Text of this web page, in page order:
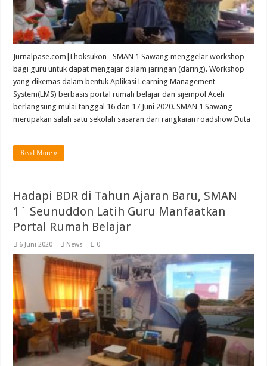
Jurnalpase.com|Lhoksukon –SMAN 1 Sawang menggelar workshop
bagi guru untuk dapat mengajar dalam jaringan (daring). Workshop
yang dikemas dalam bentuk Aplikasi Learning Management
System(LMS) berbasis portal rumah belajar dan sijempol Aceh
berlangsung mulai tanggal 16 dan 17 Juni 2020. SMAN 1 Sawang
merupakan salah satu sekolah sasaran dari rangkaian roadshow Duta
Read More »
Hadapi BDR di Tahun Ajaran Baru, SMAN
1` Seunuddon Latih Guru Manfaatkan
Portal Rumah Belajar
6 Juni 2020 News 0